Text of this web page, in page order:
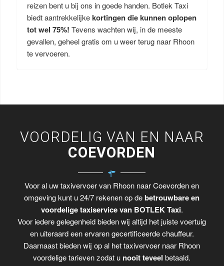
reizen bent u bij ons in goede handen. Botlek Taxi
biedt aantrekkelijkekortingen die kunnen oplopen
tot wel 75%! Tevens wachten wij, in de meeste
gevallen, geheel gratis om u weer terug naar Rhoon
te vervoeren.
VOORDELIG VAN EN NAAR
COEVORDEN
Voor al uw taxivervoer van Rhoon naar Coevorden en
omgeving kunt u 24/7 rekenen op debetrouwbare en
voordelige taxiservice van BOTLEK Taxi.
Voor iedere gelegenheid bieden wij altijd het juiste voertuig
en uiteraard een ervaren gecertificeerde chauffeur.
Daarnaast bieden wij op al het taxivervoer naar Rhoon
voordelige tarieven zodat u nooit teveel betaald.